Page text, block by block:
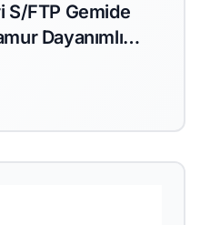
S/FTP Gemide
Dayanımlı